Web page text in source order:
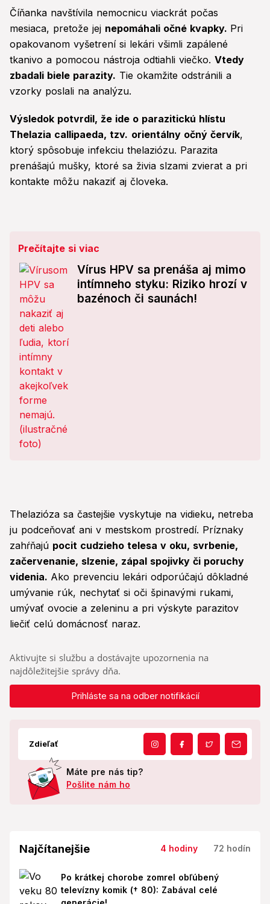
Číňanka navštívila nemocnicu viackrát počas
mesiaca, pretože jej nepomáhali očné kvapky. Pri
opakovanom vyšetrení si lekári všimli zapálené
tkanivo a pomocou nástroja odtiahli viečko. Vtedy
zbadali biele parazity. Tie okamžite odstránili a
vzorky poslali na analýzu.
Výsledok potvrdil, že ide o parazitickú hlístu
Thelazia callipaeda, tzv. orientálny očný červík,
ktorý spôsobuje infekciu thelaziózu. Parazita
prenášajú mušky, ktoré sa živia slzami zvierat a pri
kontakte môžu nakaziť aj človeka.
Prečítajte si viac
Vírus HPV sa prenáša aj mimo
intímneho styku: Riziko hrozí v
bazénoch či saunách!
Thelazióza sa častejšie vyskytuje na vidieku, netreba
ju podceňovať ani v mestskom prostredí. Príznaky
zahŕňajú pocit cudzieho telesa v oku, svrbenie,
začervenanie, slzenie, zápal spojivky či poruchy
videnia. Ako prevenciu lekári odporúčajú dôkladné
umývanie rúk, nechytať si oči špinavými rukami,
umývať ovocie a zeleninu a pri výskyte parazitov
liečiť celú domácnosť naraz.
Aktivujte si službu a dostávajte upozornenia na
najdôležitejšie správy dňa.
Prihláste sa na odber notifikácií
Zdieľať
Máte pre nás tip?
Pošlite nám ho
Najčítanejšie 4 hodiny 72 hodín
Po krátkej chorobe zomrel obľúbený
televízny komik († 80): Zabával celé